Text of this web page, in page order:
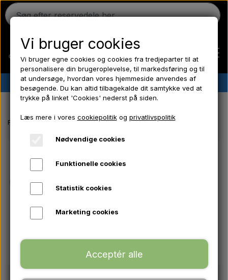
Ferguson
Massey Ferguson
Trækbomme - Topstænger mv.
✔︎ Dansk lager✔︎ Hurtig levering ✔︎ Lave priser
Forside Massey Ferguson reservedele Gyroventil - Hydraulikventil
Vi bruger cookies
Vi bruger egne cookies og cookies fra tredjeparter til at
personalisere din brugeroplevelse, til markedsføring og til
at undersøge, hvordan vores hjemmeside anvendes af
besøgende. Du kan altid tilbagekalde dit samtykke ved at
trykke på linket 'Cookies' nederst på siden.
Læs mere i vores cookiepolitikog privatlivspolitik
Nødvendige cookies
Funktionelle cookies
Statistik cookies
Marketing cookies
Acceptér alle